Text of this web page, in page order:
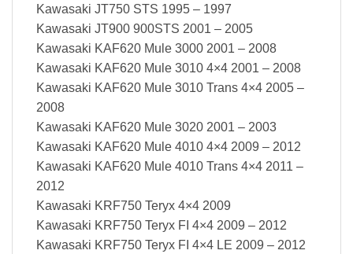
Kawasaki JT750 STS 1995 – 1997
Kawasaki JT900 900STS 2001 – 2005
Kawasaki KAF620 Mule 3000 2001 – 2008
Kawasaki KAF620 Mule 3010 4×4 2001 – 2008
Kawasaki KAF620 Mule 3010 Trans 4×4 2005 –
2008
Kawasaki KAF620 Mule 3020 2001 – 2003
Kawasaki KAF620 Mule 4010 4×4 2009 – 2012
Kawasaki KAF620 Mule 4010 Trans 4×4 2011 –
2012
Kawasaki KRF750 Teryx 4×4 2009
Kawasaki KRF750 Teryx FI 4×4 2009 – 2012
Kawasaki KRF750 Teryx FI 4×4 LE 2009 – 2012